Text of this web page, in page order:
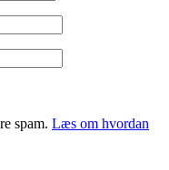
spam. Læs om hvordan